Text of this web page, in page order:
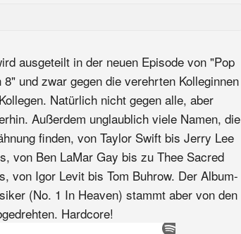
ausgeteilt in der neuen Episode von "Pop
8" und zwar gegen die verehrten Kolleginnen
Natürlich nicht gegen alle, aber
Außerdem unglaublich viele Namen, die
finden, von Taylor Swift bis Jerry Lee
von Ben LaMar Gay bis zu Thee Sacred
von Igor Levit bis Tom Buhrow. Der Album-
(No. 1 In Heaven) stammt aber von den
Hardcore!